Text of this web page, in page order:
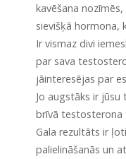
kavēšana
sievišķā hormona,
Ir vismaz divi
par sava
jāinteresējas par
Jo augstāks ir
brīvā testosterona
Gala rezultāts ir
palielināšanās un